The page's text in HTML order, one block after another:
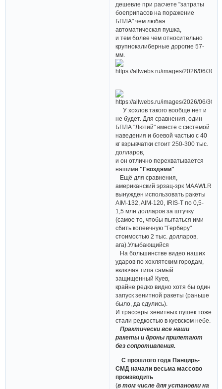
дешевле при расчете "затраты
боеприпасов на поражение
БПЛА" чем любая
автоматическая пушка,
и тем более чем относительно
крупнокалиберные дорогие 57-
мм.
У хохлов такого вообще нет и
не будет. Для сравнения, один
БПЛА "Лютий" вместе с системой
наведения и боевой частью с 40
кг взрывчатки стоит 250-300 тыс.
долларов,
и он отлично перехватывается
нашими"Гвоздями"
Ещё для сравнения,
американский эрзац-зрк MAAWLR
вынужден использовать ракеты
AIM-132, AIM-120, IRIS-T по 0,5-
1,5 млн долларов за штучку
(самое то, чтобы пытаться ими
сбить копеечную "Герберу"
стоимостью 2 тыс. долларов,
ага).Улыбающийся
На большинстве видео наших
ударов по хохлятским городам,
включая типа самый
защищенный Куев,
крайне редко видно хотя бы один
запуск зенитной ракеты (раньше
было, да сдулись).
И трассеры зенитных пушек тоже
стали редкостью в куевском небе.
Практически все наши
ракеты и дроны прилетают
без сопротивления.
С прошлого года Панцирь-
СМД начали весьма массово
производить
(в том числе для установки на